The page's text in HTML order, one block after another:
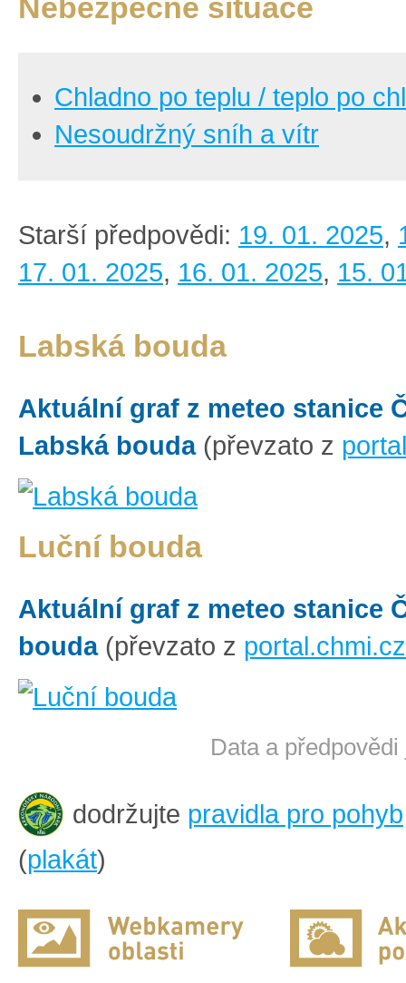
Nebezpečné situace
Chladno po teplu / teplo po
Nesoudržný sníh a vítr
Starší předpovědi: 19. 01. 2025,
17. 01. 2025, 16. 01. 2025, 15.
Labská bouda
Aktuální graf z meteo stanice
Labská bouda(převzato z
Luční bouda
Aktuální graf z meteo stanice
bouda(převzato z portal.chmi.cz
Data a
dodržujte pravidla pro pohyb
(plakát)